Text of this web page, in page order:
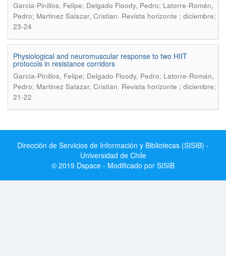
Garcia-Pinillos, Felipe; Delgado Floody, Pedro; Latorre-Román,
Pedro; Martinez Salazar, Cristian. Revista horizonte ; diciembre;
23-24
Physiological and neuromuscular response to two HIIT
protocols in resistance corridors
Garcí­a-Pinillos, Felipe; Delgado Floody, Pedro; Latorre-Román,
Pedro; Martinez Salazar, Cristian. Revista horizonte ; diciembre;
21-22
Dirección de Servicios de Información y Bibliotecas (SISIB) -
Universidad de Chile
© 2019 Dspace - Modificado por SISIB